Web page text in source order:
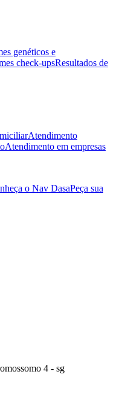
genéticos e
check-upsResultados de
Atendimento
Atendimento em empresas
o Nav DasaPeça sua
4 - sg